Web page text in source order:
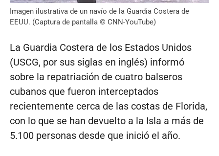
Imagen ilustrativa de un navío de la Guardia Costera de
EEUU. (Captura de pantalla © CNN-YouTube)
La Guardia Costera de los Estados Unidos
(USCG, por sus siglas en inglés) informó
sobre la repatriación de cuatro balseros
cubanos que fueron interceptados
recientemente cerca de las costas de Florida,
con lo que se han devuelto a la Isla a más de
5.100 personas desde que inició el año.